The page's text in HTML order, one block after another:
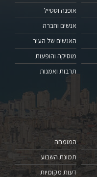
אופנה וסטייל
אנשים וחברה
האנשים של העיר
מוסיקה והופעות
תרבות ואמנות
המומחה
תמונת השבוע
דעות מקומיות